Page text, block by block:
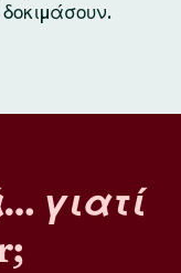
γιατί